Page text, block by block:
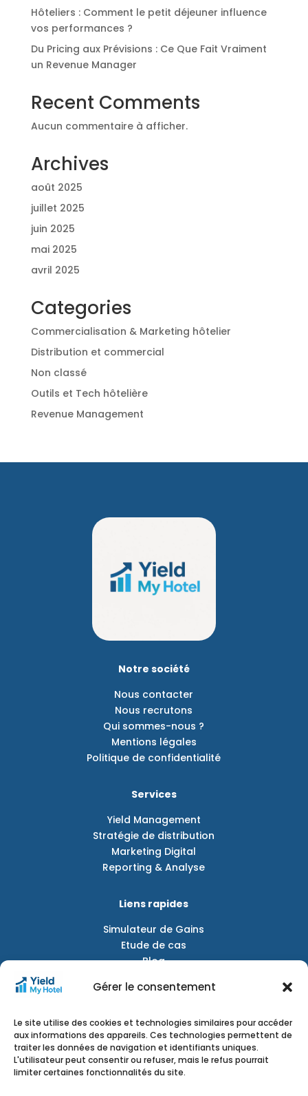
Gérer le consentement
Le site utilise des cookies et technologies similaires pour accéder
aux informations des appareils. Ces technologies permettent de
traiter les données de navigation et identifiants uniques.
L'utilisateur peut consentir ou refuser, mais le refus pourrait
limiter certaines fonctionnalités du site.
Hôteliers : Comment le petit déjeuner influence
vos performances ?
Du Pricing aux Prévisions : Ce Que Fait Vraiment
un Revenue Manager
Recent Comments
Aucun commentaire à afficher.
Archives
août 2025
juillet 2025
juin 2025
mai 2025
avril 2025
Categories
Commercialisation & Marketing hôtelier
Distribution et commercial
Non classé
Outils et Tech hôtelière
Revenue Management
Notre société
Nous contacter
Nous recrutons
Qui sommes-nous ?
Mentions légales
Politique de confidentialité
Services
Yield Management
Stratégie de distribution
Marketing Digital
Reporting & Analyse
Liens rapides
Simulateur de Gains
Etude de cas
Blog
Paris : 9 rue du champ de mars, 75007 Paris,
France
Genève : 6 rue des Pâquis, 1201 Genève, Suisse